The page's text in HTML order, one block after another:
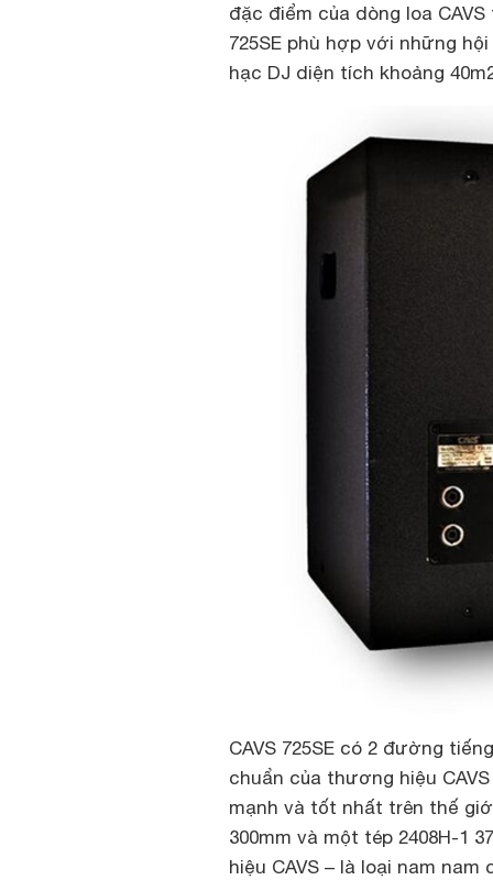
đặc điểm của dòng loa
725SE phù hợp với những
hạc DJ diện tích khoảng 40m
CAVS 725SE có 2 đường
chuẩn của thương hiệu
mạnh và tốt nhất trên thế
300mm và một tép 2408H-1
hiệu CAVS – là loại nam